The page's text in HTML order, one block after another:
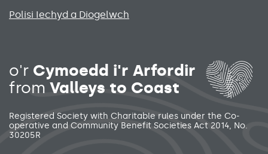
Polisi Iechyd a Diogelwch
o'r Cymoedd i'r Arfordir
from Valleys to Coast
Registered Society with Charitable rules under the Co-
operative and Community Benefit Societies Act 2014, No.
30205R